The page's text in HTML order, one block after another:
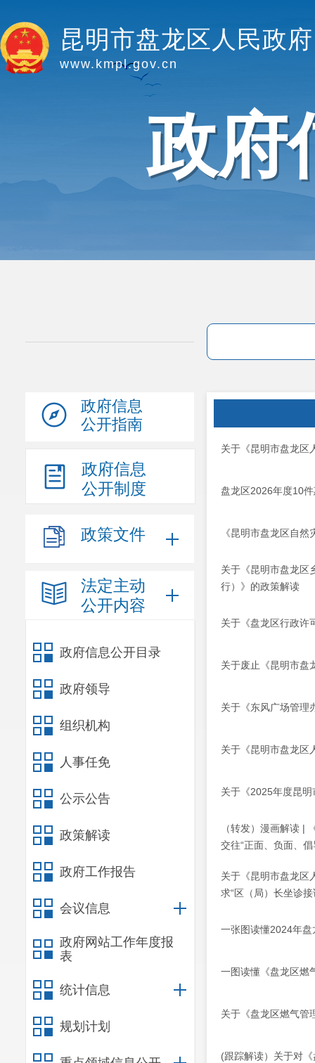
昆明市盘龙区人民政府
www.kmpl.gov.cn
政府
政府信息
公开指南
政府信息
公开制度
政策文件
法定主动
公开内容
政府信息公开目录
政府领导
组织机构
人事任免
公示公告
政策解读
政府工作报告
会议信息
政府网站工作年度报
表
统计信息
规划计划
关于《昆明市盘龙区
盘龙区2026年度10件
《昆明市盘龙区自
关于《昆明市盘龙区
行）》的政策解读
关于《盘龙区行政许
关于废止《昆明市盘
关于《东风广场管理
关于《昆明市盘龙区
关于《2025年度昆
（转发）漫画解读 |
交往“正面、负面、
关于《昆明市盘龙区
求“区（局）长坐诊
一张图读懂2024年
一图读懂《盘龙区燃
关于《盘龙区燃气管
(跟踪解读）关于对